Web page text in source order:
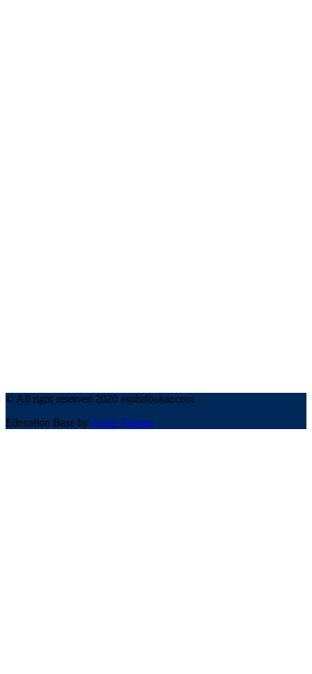
© All right reserved 2020 asphalbakar.com
Education Base by Acme Themes